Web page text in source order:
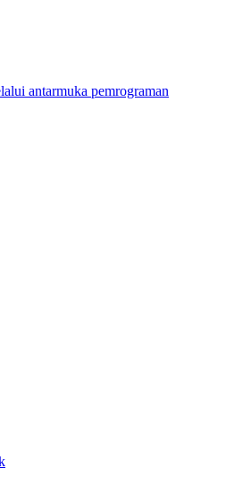
antarmuka pemrograman